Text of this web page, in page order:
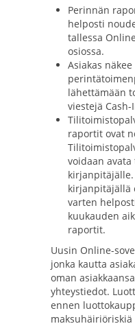
Perinnän
helposti
tallessa
osiossa.
Asiakas
lähettämään
viestejä
raportit ovat
voidaan
kirjanpitäjälle.
kirjanpitäjällä
varten
kuukauden
raportit.
Uusin Online-
jonka kautta
oman
yhteystiedot.
ennen
maksuhäiriöriskiä